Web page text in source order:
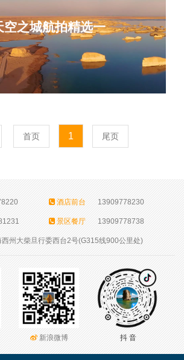
空之城航拍精选一
首页 1 尾页
酒店前台 13909778230
景区餐厅 13909778738
西州大柴旦行委西台2号(G315线900公里处)
新浪微博 抖 音